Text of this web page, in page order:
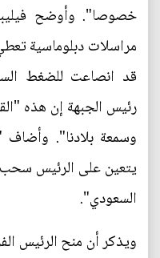
خصوصا". وأوضح
مراسلات دبلوماسية
قد انصاعت للضغط
رئيس الجبهة إن هذه
وسمعة بلادنا". وأضاف
يتعين على الرئيس
السعودي".
ويذكر أن منح الرئيس